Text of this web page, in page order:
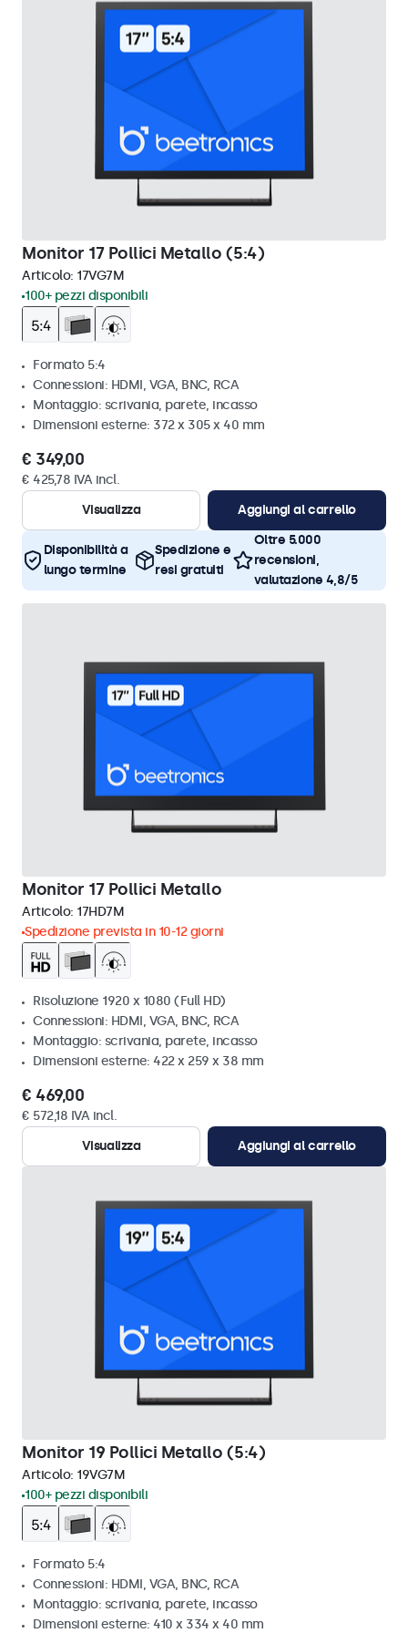
Monitor 17 Pollici Metallo (5:4)
Articolo: 17VG7M
100+ pezzi disponibili
Formato 5:4
Connessioni: HDMI, VGA, BNC, RCA
Montaggio: scrivania, parete, incasso
Dimensioni esterne: 372 x 305 x 40 mm
€ 349,00
€ 425,78 IVA incl.
Visualizza
Aggiungi al carrello
Disponibilità a
lungo termine
Spedizione e
resi gratuiti
Oltre 5.000
recensioni,
valutazione 4,8/5
Monitor 17 Pollici Metallo
Articolo: 17HD7M
Spedizione prevista in 10-12 giorni
Risoluzione 1920 x 1080 (Full HD)
Connessioni: HDMI, VGA, BNC, RCA
Montaggio: scrivania, parete, incasso
Dimensioni esterne: 422 x 259 x 38 mm
€ 469,00
€ 572,18 IVA incl.
Visualizza
Aggiungi al carrello
Monitor 19 Pollici Metallo (5:4)
Articolo: 19VG7M
100+ pezzi disponibili
Formato 5:4
Connessioni: HDMI, VGA, BNC, RCA
Montaggio: scrivania, parete, incasso
Dimensioni esterne: 410 x 334 x 40 mm